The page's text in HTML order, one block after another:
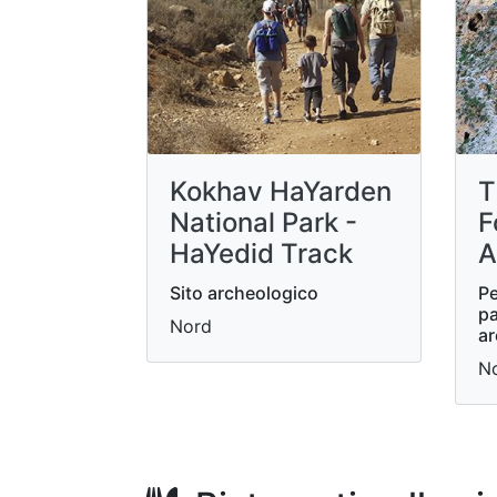
Kokhav HaYarden
National Park -
HaYedid Track
Sito archeologico
Nord